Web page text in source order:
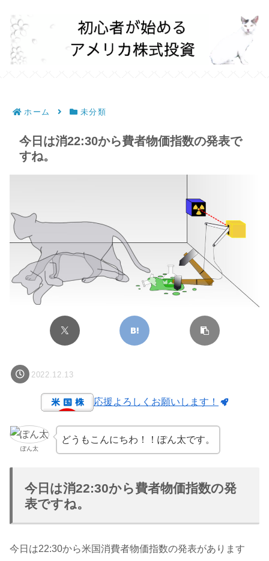
ホーム 未分類
今日は消22:30から費者物価指数の発表で
すね。
2022.12.13
応援よろしくお願いします！
ぽん太
どうもこんにちわ！！ぽん太です。
今日は消22:30から費者物価指数の発
表ですね。
今日は22:30から米国消費者物価指数の発表があります